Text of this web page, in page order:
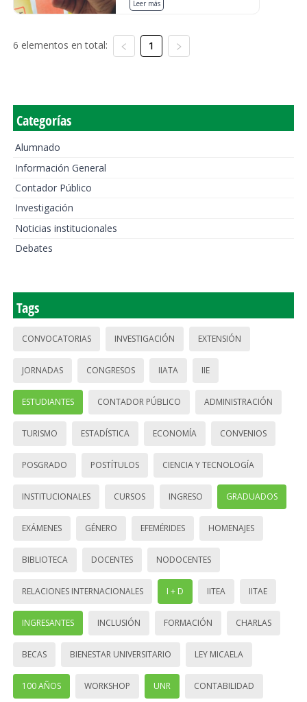
Leer más
6 elementos en total: 1
Categorías
Alumnado
Información General
Contador Público
Investigación
Noticias institucionales
Debates
Tags
CONVOCATORIAS INVESTIGACIÓN EXTENSIÓN
JORNADAS CONGRESOS IIATA IIE
ESTUDIANTES CONTADOR PÚBLICO ADMINISTRACIÓN
TURISMO ESTADÍSTICA ECONOMÍA CONVENIOS
POSGRADO POSTÍTULOS CIENCIA Y TECNOLOGÍA
INSTITUCIONALES CURSOS INGRESO GRADUADOS
EXÁMENES GÉNERO EFEMÉRIDES HOMENAJES
BIBLIOTECA DOCENTES NODOCENTES
RELACIONES INTERNACIONALES I + D IITEA IITAE
INGRESANTES INCLUSIÓN FORMACIÓN CHARLAS
BECAS BIENESTAR UNIVERSITARIO LEY MICAELA
100 AÑOS WORKSHOP UNR CONTABILIDAD